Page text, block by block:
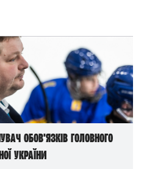
обов’язків головного
України